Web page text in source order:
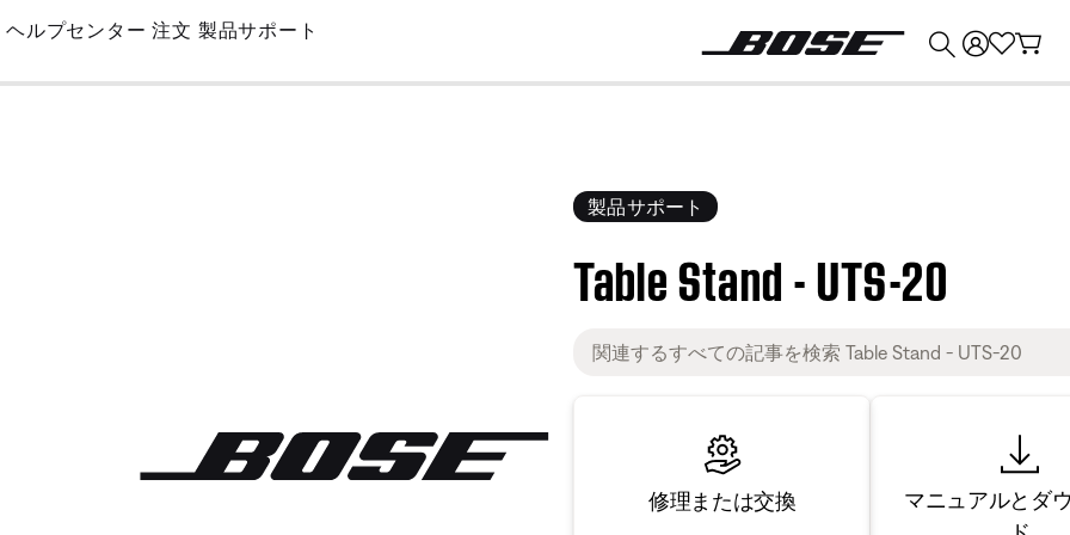
Skip
Main
ヘルプセンター 注文 製品サポート
製品サポート
Table Stand - UTS-20
修理または交換
マニュアルとダ